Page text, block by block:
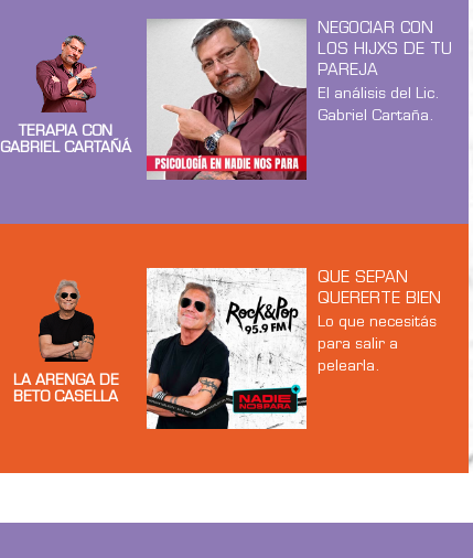
TERAPIA CON
GABRIEL CARTAÑÁ
NEGOCIAR CON
LOS HIJXS DE TU
PAREJA
El análisis del Lic.
Gabriel Cartaña.
LA ARENGA DE
BETO CASELLA
QUE SEPAN
QUERERTE BIEN
Lo que necesitás
para salir a
pelearla.